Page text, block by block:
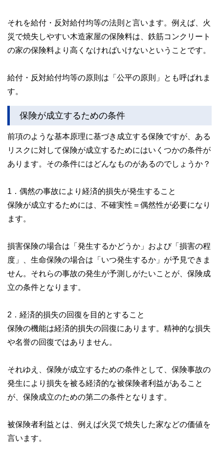
それを給付・反対給付均等の法則と言います。例えば、火
災で焼失しやすい木造家屋の保険料は、鉄筋コンクリート
の家の保険料より高くなければいけないということです。
給付・反対給付均等の原則は「公平の原則」とも呼ばれま
す。
保険が成立するための条件
前項のような基本原理に基づき成立する保険ですが、ある
リスクに対して保険が成立するためにはいくつかの条件が
あります。その条件にはどんなものがあるのでしょうか？
1．偶然の事故により経済的損失が発生すること
保険が成立するためには、不確実性＝偶然性が必要になり
ます。
損害保険の場合は「発生するかどうか」および「損害の程
度」、生命保険の場合は「いつ発生するか」が予見できま
せん。それらの事故の発生が予測しがたいことが、保険成
立の条件となります。
2．経済的損失の回復を目的とすること
保険の機能は経済的損失の回復にあります。精神的な損失
や名誉の回復ではありません。
それゆえ、保険が成立するための条件として、保険事故の
発生により損失を被る経済的な被保険者利益があること
が、保険成立のための第二の条件となります。
被保険者利益とは、例えば火災で焼失した家などの価値を
言います。